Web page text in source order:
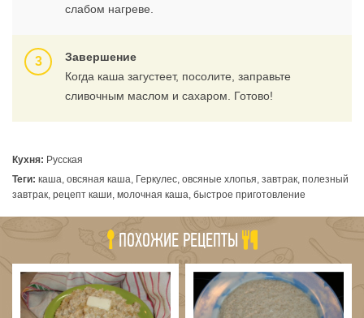
слабом нагреве.
Завершение
Когда каша загустеет, посолите, заправьте
сливочным маслом и сахаром. Готово!
Кухня: Русская
Теги: каша, овсяная каша, Геркулес, овсяные хлопья, завтрак, полезный
завтрак, рецепт каши, молочная каша, быстрое приготовление
ПОХОЖИЕ РЕЦЕПТЫ